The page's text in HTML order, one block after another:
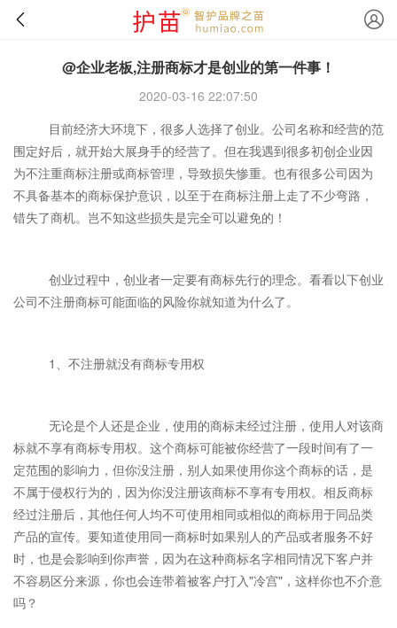
@企业老板,注册商标才是创业的第一件事！
2020-03-16 22:07:50
目前经济大环境下，很多人选择了创业。公司名称和经营的范
围定好后，就开始大展身手的经营了。但在我遇到很多初创企业因
为不注重商标注册或商标管理，导致损失惨重。也有很多公司因为
不具备基本的商标保护意识，以至于在商标注册上走了不少弯路，
错失了商机。岂不知这些损失是完全可以避免的！
创业过程中，创业者一定要有商标先行的理念。看看以下创业
公司不注册商标可能面临的风险你就知道为什么了。
1、不注册就没有商标专用权
无论是个人还是企业，使用的商标未经过注册，使用人对该商
标就不享有商标专用权。这个商标可能被你经营了一段时间有了一
定范围的影响力，但你没注册，别人如果使用你这个商标的话，是
不属于侵权行为的，因为你没注册该商标不享有专用权。相反商标
经过注册后，其他任何人均不可使用相同或相似的商标用于同品类
产品的宣传。要知道使用同一商标时如果别人的产品或者服务不好
时，也是会影响到你声誉，因为在这种商标名字相同情况下客户并
不容易区分来源，你也会连带着被客户打入"冷宫"，这样你也不介意
吗？